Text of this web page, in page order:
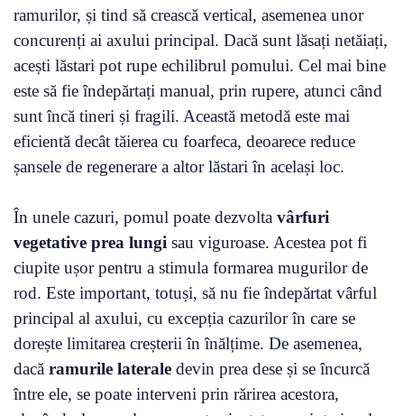
ramurilor, și tind să crească vertical, asemenea unor
concurenți ai axului principal. Dacă sunt lăsați netăiați,
acești lăstari pot rupe echilibrul pomului. Cel mai bine
este să fie îndepărtați manual, prin rupere, atunci când
sunt încă tineri și fragili. Această metodă este mai
eficientă decât tăierea cu foarfeca, deoarece reduce
șansele de regenerare a altor lăstari în același loc.
În unele cazuri, pomul poate dezvolta vârfuri
vegetative prea lungi sau viguroase. Acestea pot fi
ciupite ușor pentru a stimula formarea mugurilor de
rod. Este important, totuși, să nu fie îndepărtat vârful
principal al axului, cu excepția cazurilor în care se
dorește limitarea creșterii în înălțime. De asemenea,
dacă ramurile laterale devin prea dese și se încurcă
între ele, se poate interveni prin rărirea acestora,